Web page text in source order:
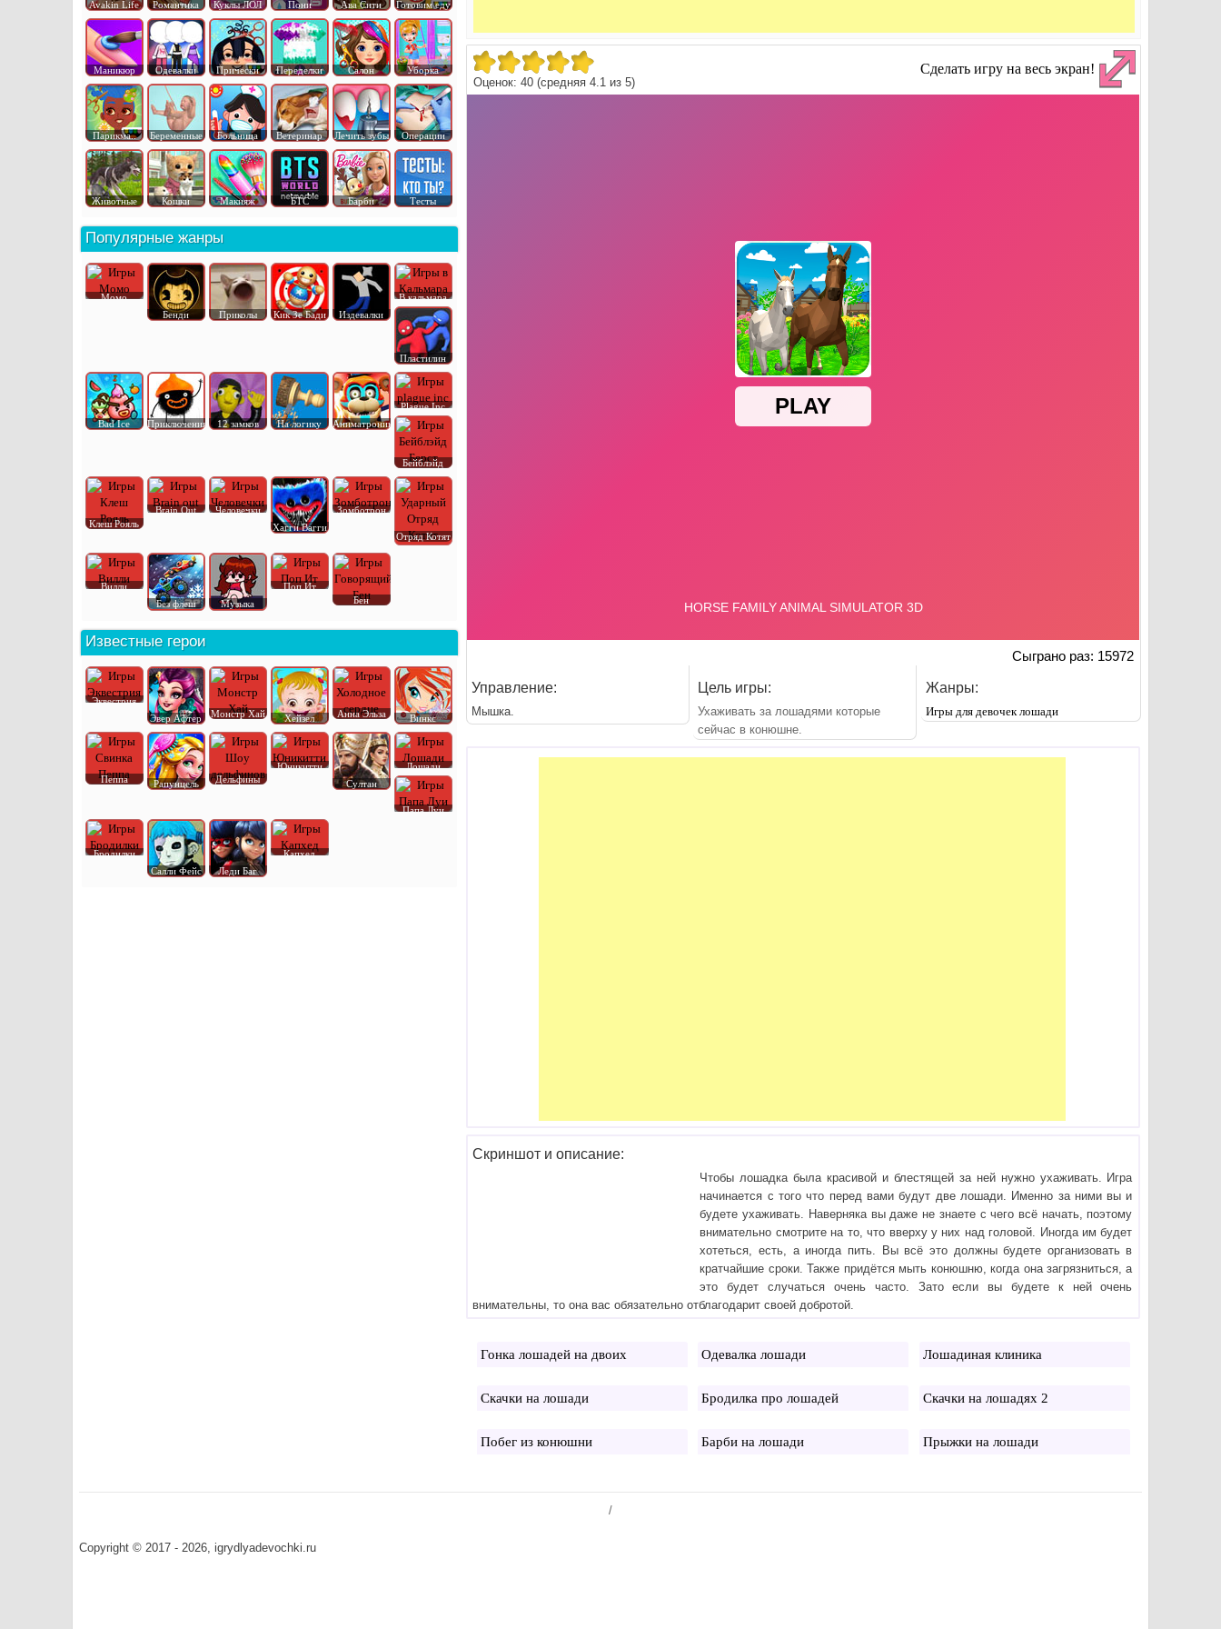
Оценок:40 (средняя4.1 из5)
Сделать игру на весь экран!
Сыграно раз: 15972
Управление:
Мышка.
Цель игры:
Ухаживать за лошадями которые
сейчас в конюшне.
Жанры:
Игры для девочек лошади
Скриншот и описание:
Чтобы лошадка была красивой и блестящей за ней нужно ухаживать. Игра
начинается с того что перед вами будут две лошади. Именно за ними вы и
будете ухаживать. Наверняка вы даже не знаете с чего всё начать, поэтому
внимательно смотрите на то, что вверху у них над головой. Иногда им будет
хотеться, есть, а иногда пить. Вы всё это должны будете организовать в
кратчайшие сроки. Также придётся мыть конюшню, когда она загрязниться, а
это будет случаться очень часто. Зато если вы будете к ней очень
внимательны, то она вас обязательно отблагодарит своей добротой.
Гонка лошадей на двоих Одевалка лошади Лошадиная клиника
Скачки на лошади Бродилка про лошадей Скачки на лошадях 2
Побег из конюшни Барби на лошади Прыжки на лошади
Avakin Life Романтика Куклы ЛОЛ Пони Ава Сити Готовим еду
Маникюр Одевалки Прически Переделки Салон Уборка
Парикма.. Беременные Больница Ветеринар Лечить зубы Операции
Животные Кошки Макияж БТС Барби Тесты
Популярные жанры
Момо
Бенди
Приколы Кик Зе Бади Издевалки
В кальмара
Пластилин
Bad Ice Приключения 12 замков На логику Аниматроник
Plague Inc
Бейблэйд
Клеш Рояль
Brain Out
Человечки
Хагги Вагги
Зомботрон
Отряд Котят
Вилли
Без флеш
Музыка
Поп Ит
Бен
Известные герои
Эквестрия
Эвер Афтер
Монстр Хай Хейзел Анна Эльза Винкс
Пеппа Рапунцель Дельфины
Юникитти
Султан
Лошади
Папа Луи
Бродилки
Салли Фейс
Леди Баг
Капхед
/
Copyright © 2017 - 2026, igrydlyadevochki.ru